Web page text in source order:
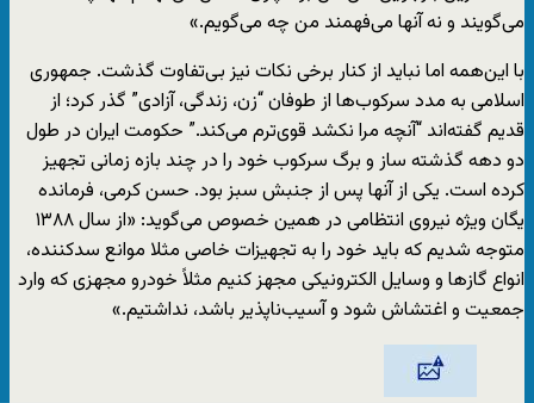
می‌گویند و نه آنها می‌فهمند من چه می‌گویم.»
با این‌همه اما نباید از کنار برخی نکات نیز بی‌تفاوت گذشت. جمهوری
اسلامی به مدد سرکوب‌ها از طوفان “زن، زندگی، آزادی” گذر کرد؛ از
قدیم گفته‌اند “آنچه مرا نکشد قوی‌ترم می‌کند.” حکومت ایران در طول
دو دهه گذشته ساز و برگ سرکوب خود را در چند بازه زمانی تجهیز
کرده است. یکی از آنها پس از جنبش سبز بود. حسن کرمی، فرمانده
یگان ویژه نیروی انتظامی در همین خصوص می‌گوید: «از سال ۱۳۸۸
متوجه شدیم که باید خود را به تجهیزات خاصی مثلا موانع سدکننده،
انواع گازها و وسایل الکترونیکی مجهز کنیم مثلاً خودرو مجهزی که وارد
جمعیت و اغتشاش شود و آسیب‌ناپذیر باشد، نداشتیم.»